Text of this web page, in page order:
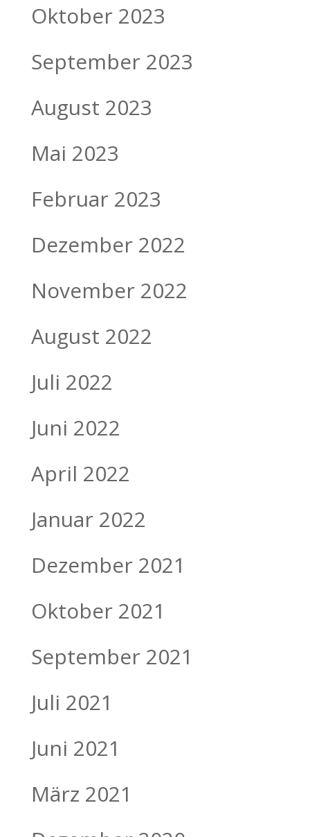
Oktober 2023
September 2023
August 2023
Mai 2023
Februar 2023
Dezember 2022
November 2022
August 2022
Juli 2022
Juni 2022
April 2022
Januar 2022
Dezember 2021
Oktober 2021
September 2021
Juli 2021
Juni 2021
März 2021